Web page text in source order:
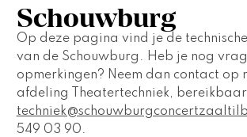
Schouwburg
Op deze pagina vind je de
van de Schouwburg. Heb je nog
opmerkingen? Neem dan contact op
afdeling Theatertechniek,
549 03 90.